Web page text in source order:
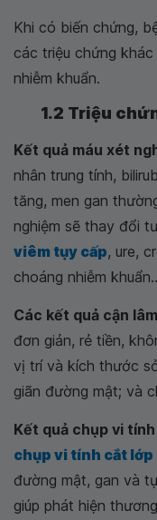
Khi có biến chứng,
các triệu chứng khác
nhiễm khuẩn.
1.2 Triệu
Kết quả máu xét
nhân trung tính,
tăng, men gan
nghiệm sẽ thay đổi
viêm tụy cấp, ure,
choáng nhiễm
Các kết quả cận
đơn giản, rẻ tiền,
vị trí và kích thước
giãn đường mật; và
Kết quả chụp vi
chụp vi tính cắt lớp
đường mật, gan và
giúp phát hiện